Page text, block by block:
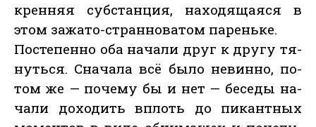
крен­няя суб­стан­ция, на­ходя­ща­яся в
этом за­жато-стран­но­ватом па­рень­ке.
Пос­те­пен­но оба на­чали друг к дру­гу тя­
нуть­ся. Сна­чала всё бы­ло не­вин­но, по­
том же — по­чему бы и нет — бе­седы на­
чали до­ходить вплоть до пи­кан­тных